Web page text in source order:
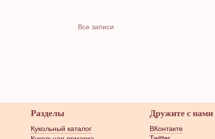
Все записи
Разделы
Кукольный каталог
Дружите с нами
ВКонтакте